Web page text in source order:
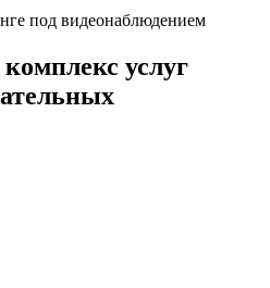
под видеонаблюдением
услуг